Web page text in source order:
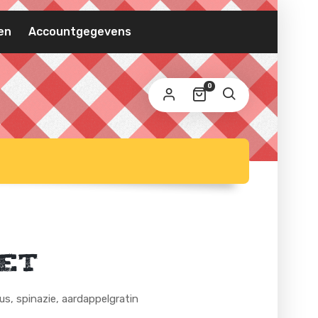
Accountgegevens
0
wordt een link om een nieuw wachtwoord in te
naar je e-mailadres verzonden.
persoonlijke gegevens worden gebruikt om uw ervaring
spinazie, aardappelgratin